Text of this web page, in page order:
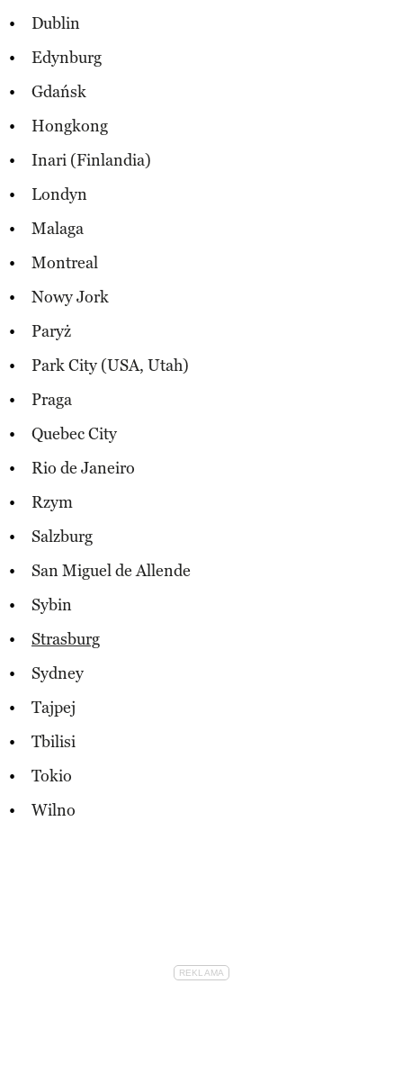
Dublin
Edynburg
Gdańsk
Hongkong
Inari (Finlandia)
Londyn
Malaga
Montreal
Nowy Jork
Paryż
Park City (USA, Utah)
Praga
Quebec City
Rio de Janeiro
Rzym
Salzburg
San Miguel de Allende
Sybin
Strasburg
Sydney
Tajpej
Tbilisi
Tokio
Wilno